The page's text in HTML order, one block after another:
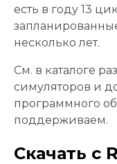
есть в году 13
несколько лет.
См. в каталоге
симуляторов и
программного
поддерживаем.
Скачать с